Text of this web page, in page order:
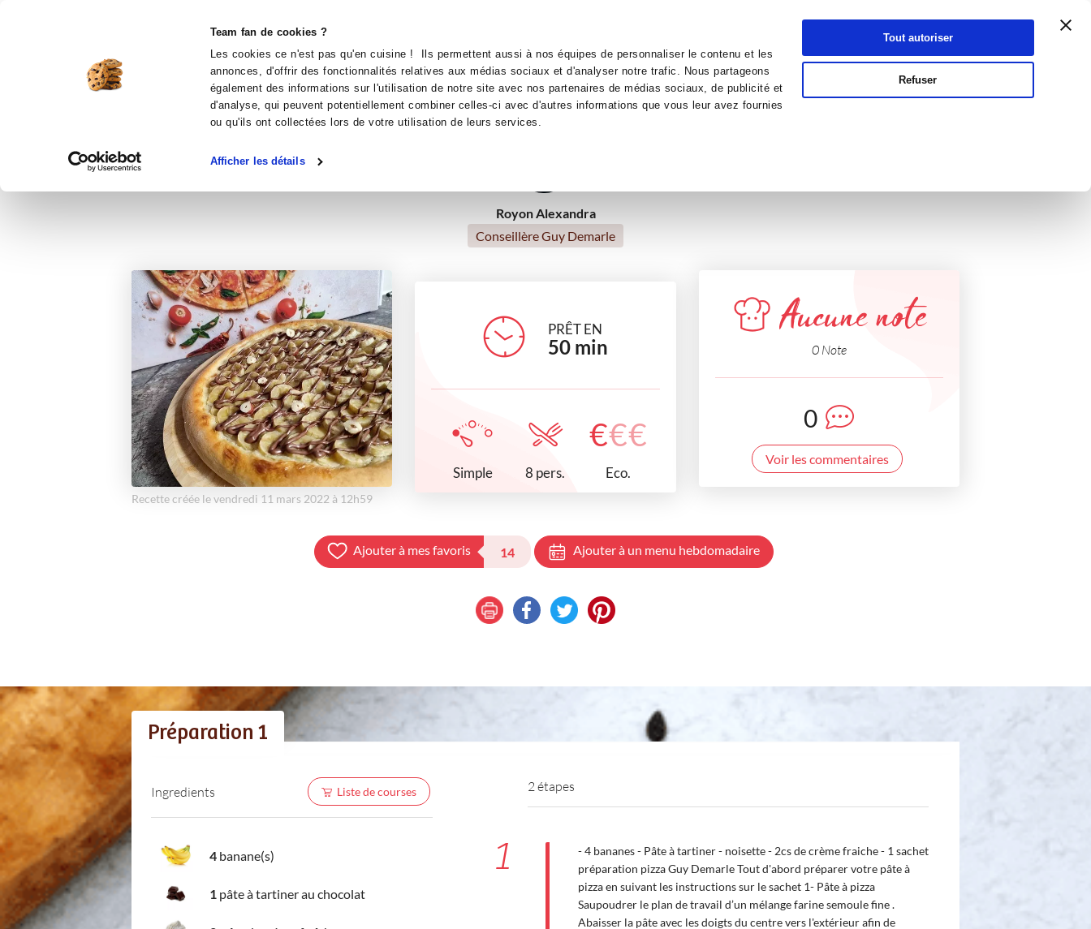
Team fan de cookies ?
Les cookies ce n'est pas qu'en cuisine ! Ils permettent aussi à nos équipes de personnaliser le contenu et les
annonces, d'offrir des fonctionnalités relatives aux médias sociaux et d'analyser notre trafic. Nous partageons
également des informations sur l'utilisation de notre site avec nos partenaires de médias sociaux, de publicité et
d'analyse, qui peuvent potentiellement combiner celles-ci avec d'autres informations que vous leur avez fournies
ou qu'ils ont collectées lors de votre utilisation de leurs services.
Afficher les détails
Tout autoriser
Refuser
RECETTES LE MAG LA BOUTIQUE Se connecter
Pizza banane chocolat
Royon Alexandra
Conseillère Guy Demarle
Recette créée le vendredi 11 mars 2022 à 12h59
PRÊT EN
50 min
Simple 8 pers.
€€€
Eco.
Aucune note
0 Note
0
Voir les commentaires
Ajouter à mes favoris 14 Ajouter à un menu hebdomadaire
Préparation 1
Ingredients Liste de courses
4 banane(s)
1 pâte à tartiner au chocolat
2 étapes
1
- 4 bananes - Pâte à tartiner - noisette - 2cs de crème fraiche - 1 sachet
préparation pizza Guy Demarle Tout d'abord préparer votre pâte à
pizza en suivant les instructions sur le sachet 1- Pâte à pizza
Saupoudrer le plan de travail d’un mélange farine semoule fine .
Abaisser la pâte avec les doigts du centre vers l'extérieur afin de